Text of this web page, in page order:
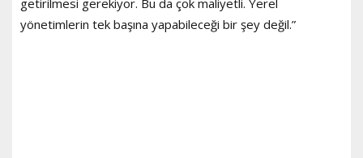
getirilmesi gerekiyor. Bu da çok maliyetli. Yerel
yönetimlerin tek başına yapabileceği bir şey değil.”